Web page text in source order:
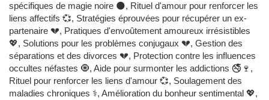
spécifiques de magie noire 🌑, Rituel d'amour pour renforcer les
liens affectifs 💞, Stratégies éprouvées pour récupérer un ex-
partenaire 💔, Pratiques d'envoûtement amoureux irrésistibles
💖, Solutions pour les problèmes conjugaux 💔, Gestion des
séparations et des divorces 💔, Protection contre les influences
occultes néfastes 🧿, Aide pour surmonter les addictions 🚭🍷,
Rituel pour renforcer les liens d'amour 💞, Soulagement des
maladies chroniques ⚕️, Amélioration du bonheur sentimental 💖,